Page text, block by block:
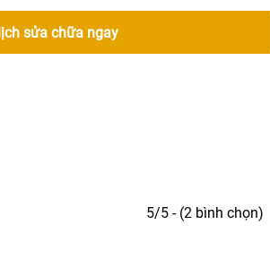
sửa chữa ngay
5/5 - (2 bình chọn)